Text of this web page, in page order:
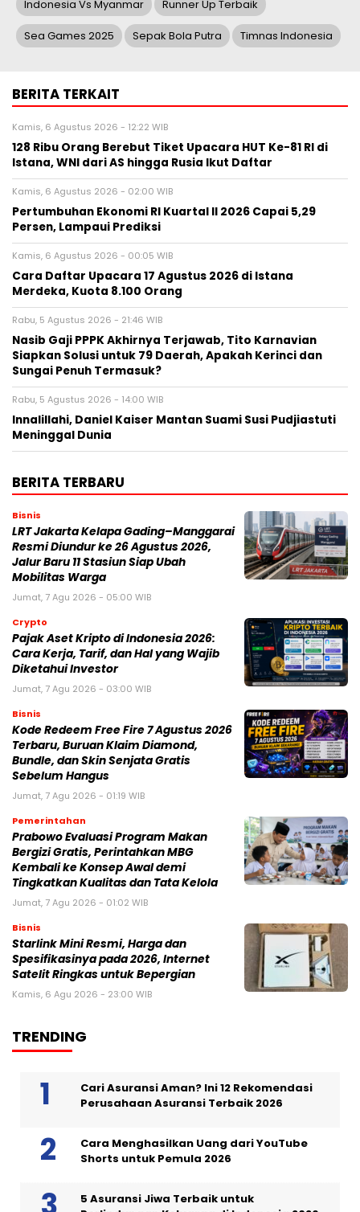
Indonesia Vs Myanmar Runner Up Terbaik
Sea Games 2025 Sepak Bola Putra Timnas Indonesia
BERITA TERKAIT
Kamis, 6 Agustus 2026 - 12:22 WIB
128 Ribu Orang Berebut Tiket Upacara HUT Ke-81 RI di
Istana, WNI dari AS hingga Rusia Ikut Daftar
Kamis, 6 Agustus 2026 - 02:00 WIB
Pertumbuhan Ekonomi RI Kuartal II 2026 Capai 5,29
Persen, Lampaui Prediksi
Kamis, 6 Agustus 2026 - 00:05 WIB
Cara Daftar Upacara 17 Agustus 2026 di Istana
Merdeka, Kuota 8.100 Orang
Rabu, 5 Agustus 2026 - 21:46 WIB
Nasib Gaji PPPK Akhirnya Terjawab, Tito Karnavian
Siapkan Solusi untuk 79 Daerah, Apakah Kerinci dan
Sungai Penuh Termasuk?
Rabu, 5 Agustus 2026 - 14:00 WIB
Innalillahi, Daniel Kaiser Mantan Suami Susi Pudjiastuti
Meninggal Dunia
BERITA TERBARU
Bisnis
LRT Jakarta Kelapa Gading–Manggarai
Resmi Diundur ke 26 Agustus 2026,
Jalur Baru 11 Stasiun Siap Ubah
Mobilitas Warga
Jumat, 7 Agu 2026 - 05:00 WIB
Crypto
Pajak Aset Kripto di Indonesia 2026:
Cara Kerja, Tarif, dan Hal yang Wajib
Diketahui Investor
Jumat, 7 Agu 2026 - 03:00 WIB
Bisnis
Kode Redeem Free Fire 7 Agustus 2026
Terbaru, Buruan Klaim Diamond,
Bundle, dan Skin Senjata Gratis
Sebelum Hangus
Jumat, 7 Agu 2026 - 01:19 WIB
Pemerintahan
Prabowo Evaluasi Program Makan
Bergizi Gratis, Perintahkan MBG
Kembali ke Konsep Awal demi
Tingkatkan Kualitas dan Tata Kelola
Jumat, 7 Agu 2026 - 01:02 WIB
Bisnis
Starlink Mini Resmi, Harga dan
Spesifikasinya pada 2026, Internet
Satelit Ringkas untuk Bepergian
Kamis, 6 Agu 2026 - 23:00 WIB
TRENDING
Cari Asuransi Aman? Ini 12 Rekomendasi
Perusahaan Asuransi Terbaik 2026
Cara Menghasilkan Uang dari YouTube
Shorts untuk Pemula 2026
5 Asuransi Jiwa Terbaik untuk